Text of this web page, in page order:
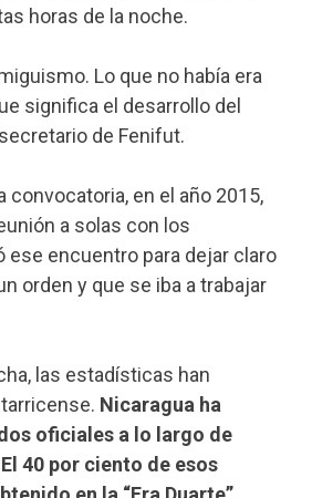
horas de la noche.
Lo que no había era
significa el desarrollo del
de Fenifut.
convocatoria, en el año 2015,
a solas con los
ese encuentro para dejar claro
orden y que se iba a trabajar
las estadísticas han
Nicaragua ha
oficiales a lo largo de
40 por ciento de esos